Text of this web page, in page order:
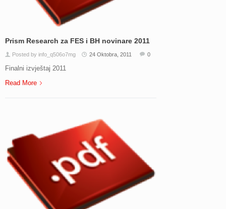
Prism Research za FES i BH novinare 2011
Posted by info_q506o7mg 24 Oktobra, 2011 0
Finalni izvještaj 2011
Read More